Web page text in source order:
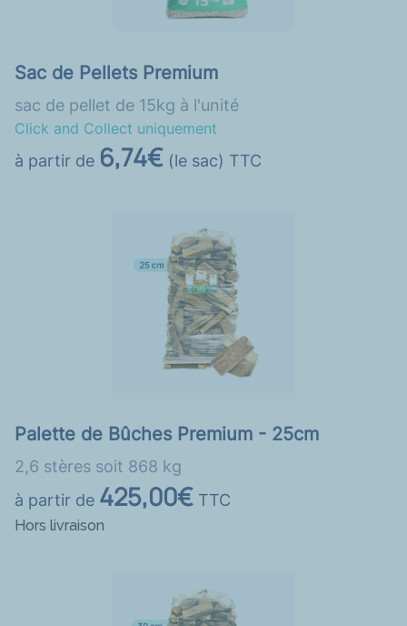
Sac de Pellets Premium
sac de pellet de 15kg à l'unité
Click and Collect uniquement
à partir de 6,74€ (le sac) TTC
Palette de Bûches Premium - 25cm
2,6 stères soit 868 kg
à partir de 425,00€ TTC
Hors livraison